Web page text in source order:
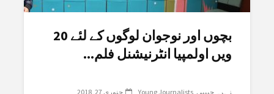
بچوں اور نوجوان لوگوں کے لئے 20
ویں اولمپیا انٹرنیشنل فلم...
زہرہ حبیبی Young Journalists جنوری 27, 2018